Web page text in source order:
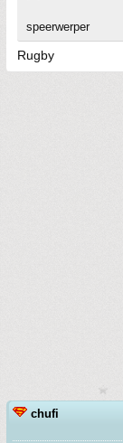
speerwerper
Rugby
chufi